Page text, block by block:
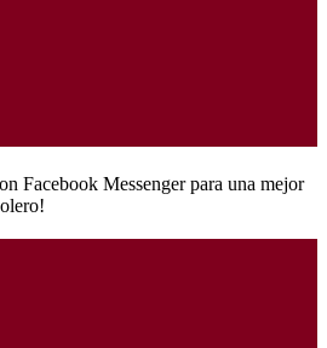
Facebook Messenger para una mejor